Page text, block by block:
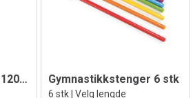
Gymnastikkstenger 120 cm Gymnastikkstenger 6 stk
6 stk | Velg lengde